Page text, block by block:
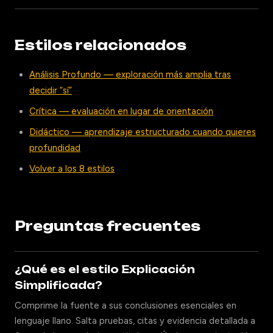
Estilos relacionados
Análisis Profundo — exploración más amplia tras
decidir “sí”
Crítica — evaluación en lugar de orientación
Didáctico — aprendizaje estructurado cuando quieres
profundidad
Volver a los 8 estilos
Preguntas frecuentes
¿Qué es el estilo Explicación
Simplificada?
Comprime la fuente a sus conclusiones esenciales en
lenguaje llano. Salta pruebas, citas y evidencia detallada a